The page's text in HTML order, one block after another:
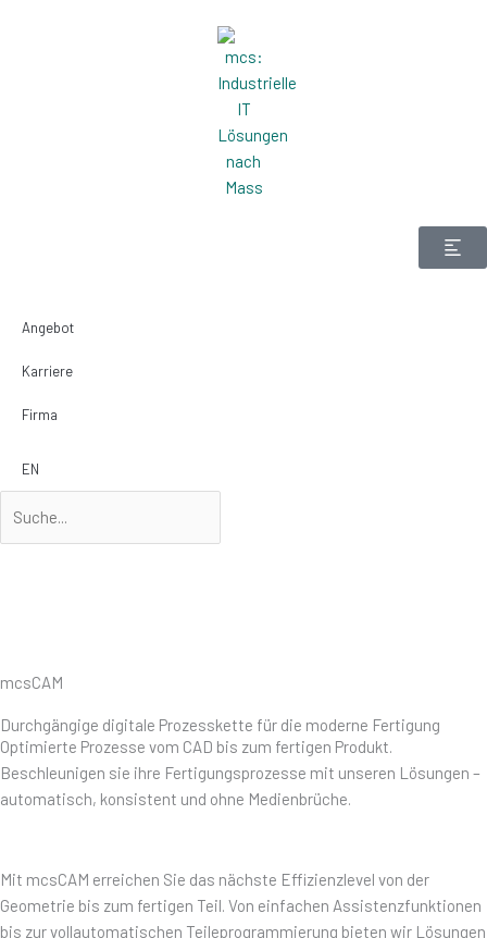
Angebot
Karriere
Firma
EN
mcsCAM
Durchgängige digitale Prozesskette für die moderne Fertigung
Optimierte Prozesse vom CAD bis zum fertigen Produkt.
Beschleunigen sie ihre Fertigungsprozesse mit unseren Lösungen –
automatisch, konsistent und ohne Medienbrüche.
Mit mcsCAM erreichen Sie das nächste Effizienzlevel von der
Geometrie bis zum fertigen Teil. Von einfachen Assistenzfunktionen
bis zur vollautomatischen Teileprogrammierung bieten wir Lösungen